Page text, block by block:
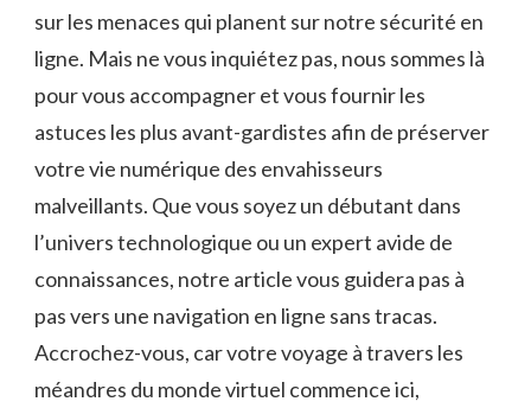
sur les menaces qui planent sur notre sécurité en
ligne. Mais ne ‍vous inquiétez pas, ​nous sommes‍ là
pour vous accompagner et vous ⁣fournir les
astuces‌ les plus avant-gardistes ⁤afin de préserver
votre vie numérique des envahisseurs‍
malveillants. Que vous soyez un débutant⁢ dans
l’univers technologique ou un expert avide de
connaissances, notre article vous guidera pas à
pas vers une ‍navigation ⁣en ligne sans tracas. ​
Accrochez-vous, car‌ votre voyage à travers‍ les
méandres du monde virtuel commence‍ ici,